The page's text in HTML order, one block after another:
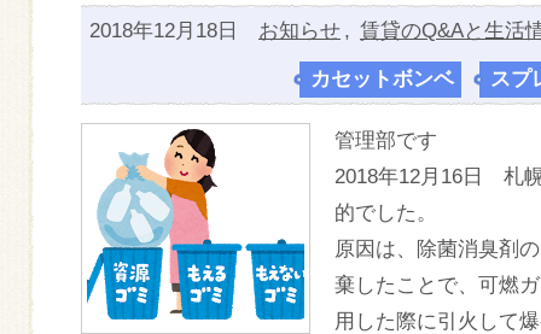
2018年12月18日 お知らせ , 賃貸のQ&Aと生活
カセットボンベ スプ
管理部です
2018年12月16日 札
的でした。
原因は、除菌消臭剤
棄したことで、可燃
用した際に引火して